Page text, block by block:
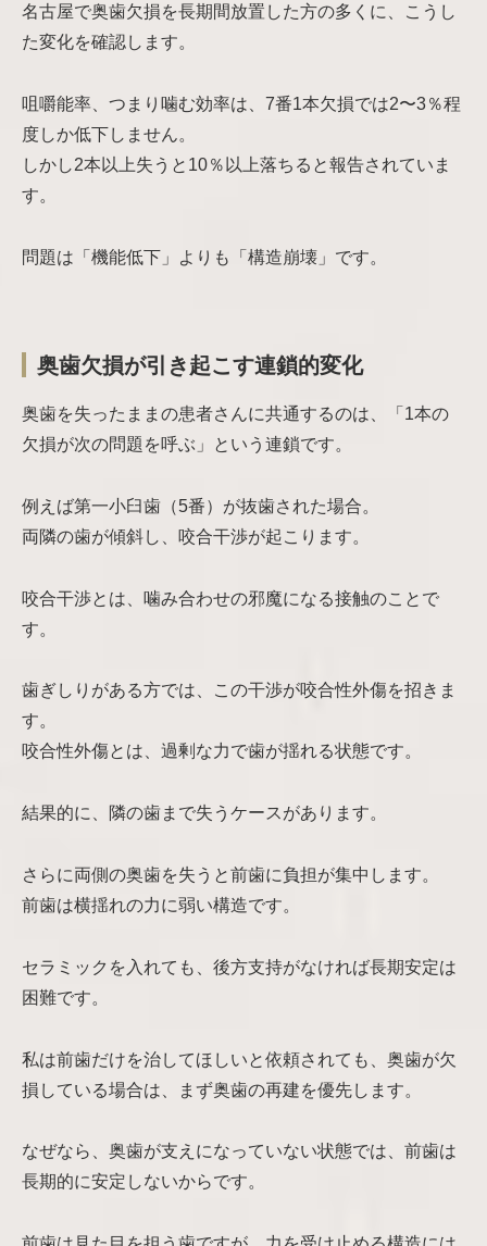
名古屋で奥歯欠損を長期間放置した方の多くに、こうし
た変化を確認します。
咀嚼能率、つまり噛む効率は、7番1本欠損では2〜3％程
度しか低下しません。
しかし2本以上失うと10％以上落ちると報告されていま
す。
問題は「機能低下」よりも「構造崩壊」です。
奥歯欠損が引き起こす連鎖的変化
奥歯を失ったままの患者さんに共通するのは、「1本の
欠損が次の問題を呼ぶ」という連鎖です。
例えば第一小臼歯（5番）が抜歯された場合。
両隣の歯が傾斜し、咬合干渉が起こります。
咬合干渉とは、噛み合わせの邪魔になる接触のことで
す。
歯ぎしりがある方では、この干渉が咬合性外傷を招きま
す。
咬合性外傷とは、過剰な力で歯が揺れる状態です。
結果的に、隣の歯まで失うケースがあります。
さらに両側の奥歯を失うと前歯に負担が集中します。
前歯は横揺れの力に弱い構造です。
セラミックを入れても、後方支持がなければ長期安定は
困難です。
私は前歯だけを治してほしいと依頼されても、奥歯が欠
損している場合は、まず奥歯の再建を優先します。
なぜなら、奥歯が支えになっていない状態では、前歯は
長期的に安定しないからです。